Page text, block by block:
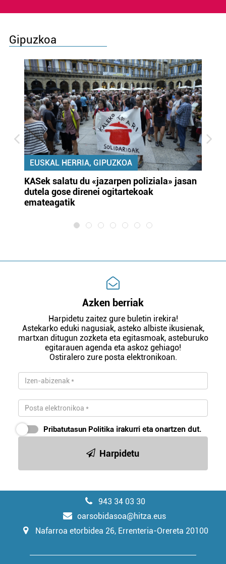
Gipuzkoa
EUSKAL HERRIA, GIPUZKOA
KASek salatu du «jazarpen poliziala» jasan
dutela gose direnei ogitartekoak
emateagatik
Azken berriak
Harpidetu zaitez gure buletin irekira!
Astekarko eduki nagusiak, asteko albiste ikusienak,
martxan ditugun zozketa eta egitasmoak, asteburuko
egitarauen agenda eta askoz gehiago!
Ostiralero zure posta elektronikoan.
Pribatutasun Politika irakurri eta onartzen dut.
Harpidetu
943 34 03 30
oarsobidasoa@hitza.eus
Nafarroa etorbidea 26, Errenteria-Orereta 20100